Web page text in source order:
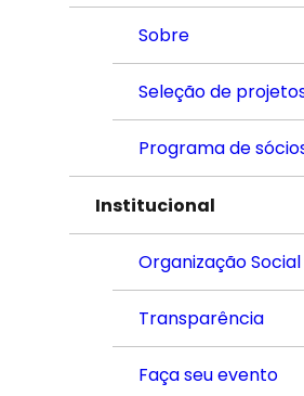
Sobre
Seleção de
Programa de
Institucional
Organização Social
Transparência
Faça seu evento